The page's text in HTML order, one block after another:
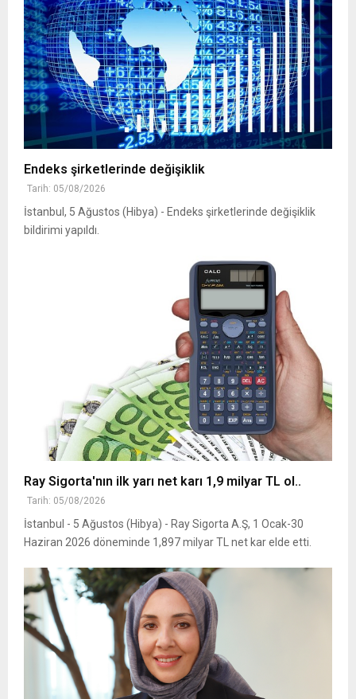
Endeks şirketlerinde değişiklik
Tarih: 05/08/2026
İstanbul, 5 Ağustos (Hibya) - Endeks şirketlerinde değişiklik
bildirimi yapıldı.
Ray Sigorta'nın ilk yarı net karı 1,9 milyar TL ol..
Tarih: 05/08/2026
İstanbul - 5 Ağustos (Hibya) - Ray Sigorta A.Ş, 1 Ocak-30
Haziran 2026 döneminde 1,897 milyar TL net kar elde etti.